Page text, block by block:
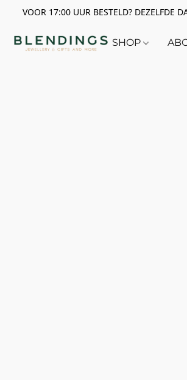
VOOR 17:00 UUR BESTELD? DEZELFDE
SHOP